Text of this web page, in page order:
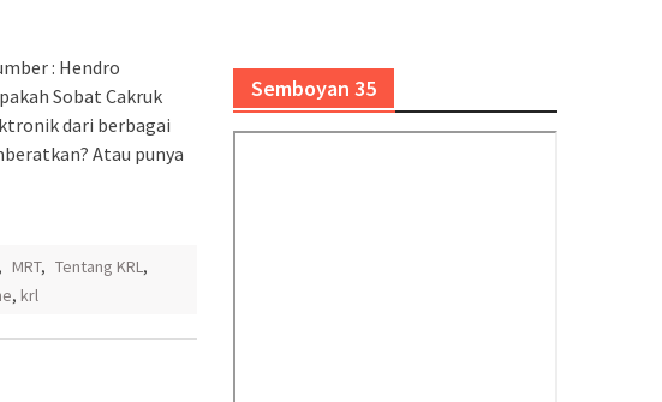
: Hendro
Sobat Cakruk
dari berbagai
Atau punya
MRT, Tentang KRL,
, krl
Semboyan 35